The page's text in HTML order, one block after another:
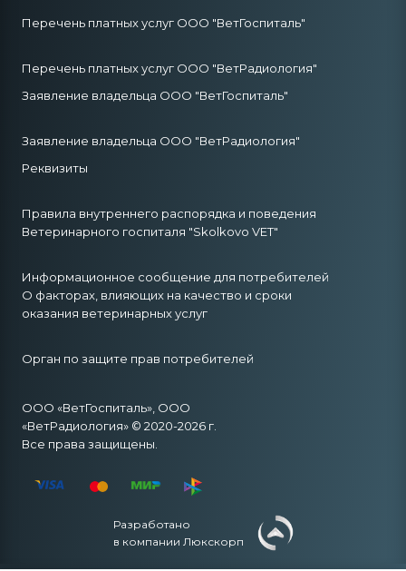
Перечень платных услуг ООО "ВетГоспиталь"
Перечень платных услуг ООО "ВетРадиология"
Заявление владельца ООО "ВетГоспиталь"
Заявление владельца ООО "ВетРадиология"
Реквизиты
Правила внутреннего распорядка и поведения
Ветеринарного госпиталя "Skolkovo VET"
Информационное сообщение для потребителей
О факторах, влияющих на качество и сроки
оказания ветеринарных услуг
Орган по защите прав потребителей
ООО «ВетГоспиталь», ООО
«ВетРадиология» © 2020-2026 г.
Все права защищены.
Разработано
в компании Люкскорп